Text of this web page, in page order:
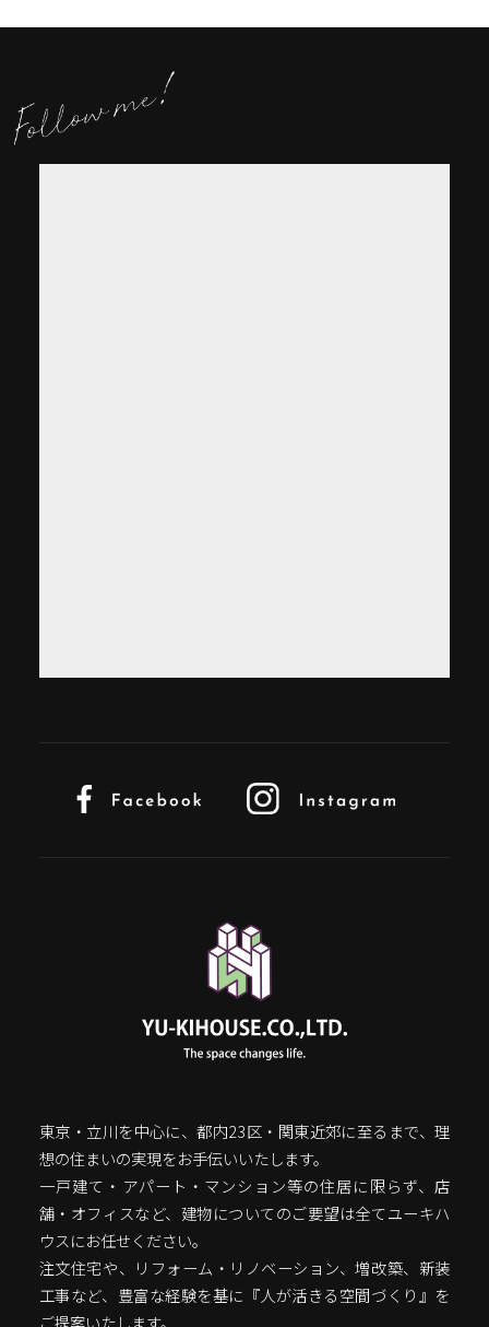
東京・立川を中心に、都内23区・関東近郊に至るまで、理
想の住まいの実現をお手伝いいたします。
一戸建て・アパート・マンション等の住居に限らず、店
舗・オフィスなど、建物についてのご要望は全てユーキハ
ウスにお任せください。
注文住宅や、リフォーム・リノベーション、増改築、新装
工事など、豊富な経験を基に『人が活きる空間づくり』を
ご提案いたします。